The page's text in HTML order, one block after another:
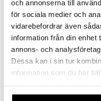
och annonserna till
för sociala medier och
vidarebefordrar även
information från din enhet
annons- och
Dessa kan i sin tur
information som du har
våra cookies vid fortsatt
24,90 €